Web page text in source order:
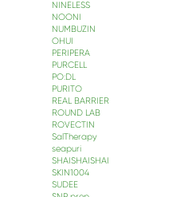
NINELESS
NOONI
NUMBUZIN
OHUI
PERIPERA
PURCELL
PO:DL
PURITO
REAL BARRIER
ROUND LAB
ROVECTIN
SalTherapy
seapuri
SHAISHAISHAI
SKIN1004
SUDEE